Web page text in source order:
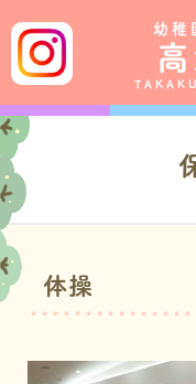
幼稚
体操